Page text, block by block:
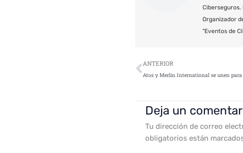
Organizador
"Eventos de
Ant
ANTERIOR
Deja un
Tu dirección de correo
obligatorios están